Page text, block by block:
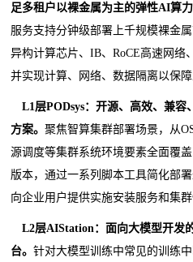
足多租户以裸金属为主的弹性AI算
服务支持分钟级部署上千规模裸金
异构计算芯片、IB、RoCE高速网络
并实现计算、网络、数据隔离以保障
L1 层PODsys：开源、高效、兼容
方案。聚焦智算集群部署场景，从
源调度等集群系统环境要素全面覆
版本，通过一系列脚本工具简化部
向企业用户提供实施安装服务和集
L2层AIStation ：面向大模型开发
台。针对大模型训练中常见的训练